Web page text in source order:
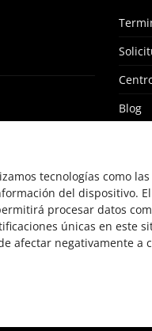
tecnologías como las
del dispositivo. El
procesar datos
únicas en este
afectar negativamente a
Blog